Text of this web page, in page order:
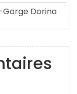
Gorge Dorina